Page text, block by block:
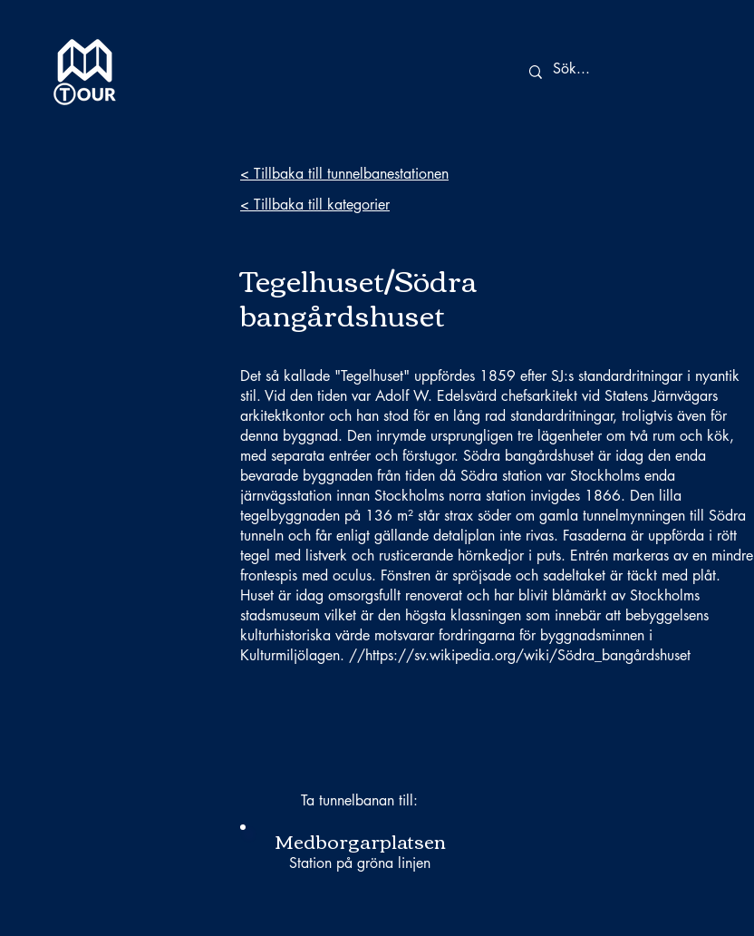
< Tillbaka till tunnelbanestationen
< Tillbaka till kategorier
Tegelhuset/Södra
bangårdshuset
Det så kallade "Tegelhuset" uppfördes 1859 efter SJ:s standardritningar i nyantik
stil. Vid den tiden var Adolf W. Edelsvärd chefsarkitekt vid Statens Järnvägars
arkitektkontor och han stod för en lång rad standardritningar, troligtvis även för
denna byggnad. Den inrymde ursprungligen tre lägenheter om två rum och kök,
med separata entréer och förstugor. Södra bangårdshuset är idag den enda
bevarade byggnaden från tiden då Södra station var Stockholms enda
järnvägsstation innan Stockholms norra station invigdes 1866. Den lilla
tegelbyggnaden på 136 m² står strax söder om gamla tunnelmynningen till Södra
tunneln och får enligt gällande detaljplan inte rivas. Fasaderna är uppförda i rött
tegel med listverk och rusticerande hörnkedjor i puts. Entrén markeras av en mindre
frontespis med oculus. Fönstren är spröjsade och sadeltaket är täckt med plåt.
Huset är idag omsorgsfullt renoverat och har blivit blåmärkt av Stockholms
stadsmuseum vilket är den högsta klassningen som innebär att bebyggelsens
kulturhistoriska värde motsvarar fordringarna för byggnadsminnen i
Kulturmiljölagen. //https://sv.wikipedia.org/wiki/Södra_bangårdshuset
Ta tunnelbanan till:
Medborgarplatsen
Station på gröna linjen